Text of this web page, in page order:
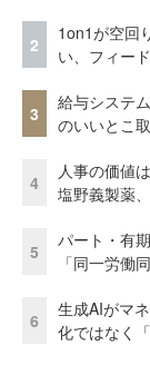
2
1on1が空回
い、フィー
3
給与システ
のいいとこ
4
人事の価値
塩野義製薬
5
パート・有
「同一労働
6
生成AIがマ
化ではなく